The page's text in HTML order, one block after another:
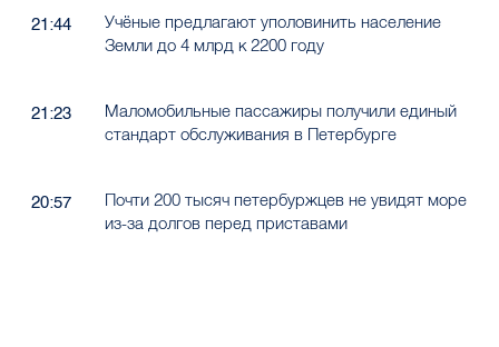
21:44
Учёные предлагают уполовинить население
Земли до 4 млрд к 2200 году
21:23
Маломобильные пассажиры получили единый
стандарт обслуживания в Петербурге
20:57
Почти 200 тысяч петербуржцев не увидят море
из-за долгов перед приставами